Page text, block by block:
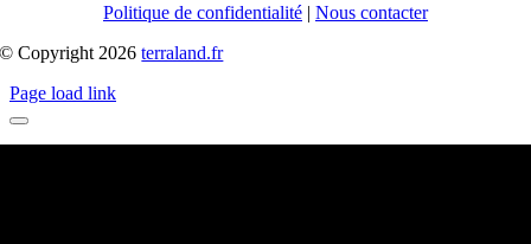
Politique de confidentialité | Nous contacter
© Copyright 2026terraland.fr
Page load link